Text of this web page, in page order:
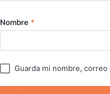
Nombre *
Guarda mi nombre,